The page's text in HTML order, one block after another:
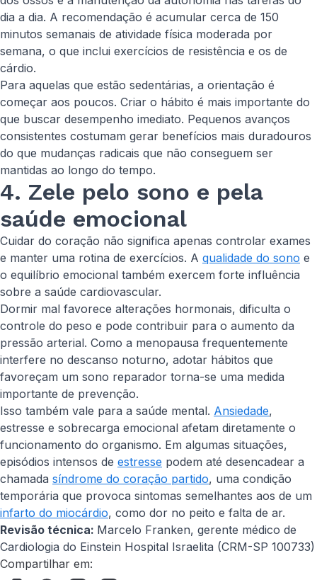
dia a dia. A recomendação é acumular cerca de 150
minutos semanais de atividade física moderada por
semana, o que inclui exercícios de resistência e os de
cárdio.
Para aquelas que estão sedentárias, a orientação é
começar aos poucos. Criar o hábito é mais importante do
que buscar desempenho imediato. Pequenos avanços
consistentes costumam gerar benefícios mais duradouros
do que mudanças radicais que não conseguem ser
mantidas ao longo do tempo.
4. Zele pelo sono e pela
saúde emocional
Cuidar do coração não significa apenas controlar exames
e manter uma rotina de exercícios. A qualidade do sono e
o equilíbrio emocional também exercem forte influência
sobre a saúde cardiovascular.
Dormir mal favorece alterações hormonais, dificulta o
controle do peso e pode contribuir para o aumento da
pressão arterial. Como a menopausa frequentemente
interfere no descanso noturno, adotar hábitos que
favoreçam um sono reparador torna-se uma medida
importante de prevenção.
Isso também vale para a saúde mental. Ansiedade,
estresse e sobrecarga emocional afetam diretamente o
funcionamento do organismo. Em algumas situações,
episódios intensos de estresse podem até desencadear a
chamada síndrome do coração partido, uma condição
temporária que provoca sintomas semelhantes aos de um
infarto do miocárdio, como dor no peito e falta de ar.
Revisão técnica: Marcelo Franken, gerente médico de
Cardiologia do Einstein Hospital Israelita (CRM-SP 100733)
Compartilhar em: